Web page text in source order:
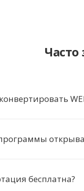
бесплатна?